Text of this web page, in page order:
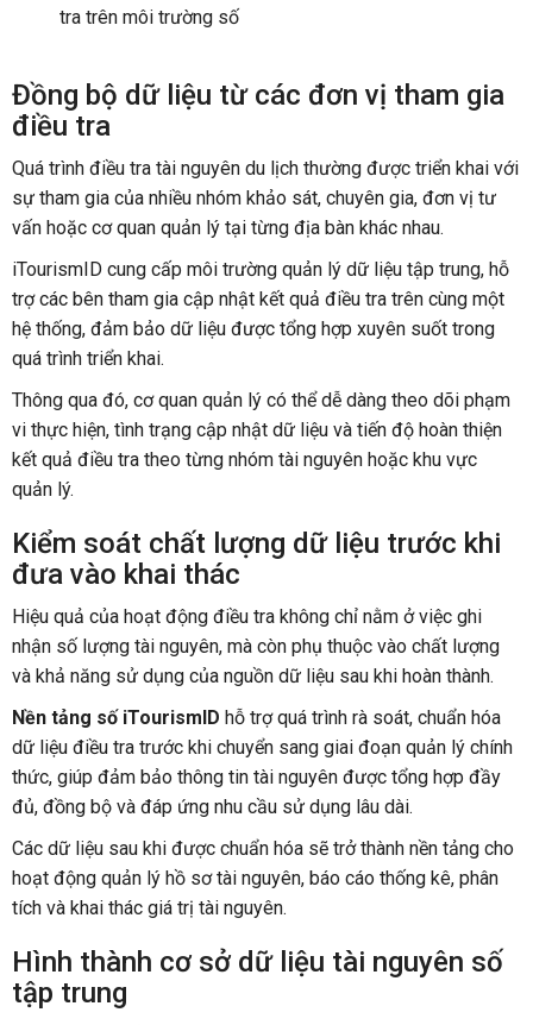
tra trên môi trường số
Đồng bộ dữ liệu từ các đơn vị tham gia
điều tra
Quá trình điều tra tài nguyên du lịch thường được triển khai với
sự tham gia của nhiều nhóm khảo sát, chuyên gia, đơn vị tư
vấn hoặc cơ quan quản lý tại từng địa bàn khác nhau.
iTourismID cung cấp môi trường quản lý dữ liệu tập trung, hỗ
trợ các bên tham gia cập nhật kết quả điều tra trên cùng một
hệ thống, đảm bảo dữ liệu được tổng hợp xuyên suốt trong
quá trình triển khai.
Thông qua đó, cơ quan quản lý có thể dễ dàng theo dõi phạm
vi thực hiện, tình trạng cập nhật dữ liệu và tiến độ hoàn thiện
kết quả điều tra theo từng nhóm tài nguyên hoặc khu vực
quản lý.
Kiểm soát chất lượng dữ liệu trước khi
đưa vào khai thác
Hiệu quả của hoạt động điều tra không chỉ nằm ở việc ghi
nhận số lượng tài nguyên, mà còn phụ thuộc vào chất lượng
và khả năng sử dụng của nguồn dữ liệu sau khi hoàn thành.
Nền tảng số iTourismID hỗ trợ quá trình rà soát, chuẩn hóa
dữ liệu điều tra trước khi chuyển sang giai đoạn quản lý chính
thức, giúp đảm bảo thông tin tài nguyên được tổng hợp đầy
đủ, đồng bộ và đáp ứng nhu cầu sử dụng lâu dài.
Các dữ liệu sau khi được chuẩn hóa sẽ trở thành nền tảng cho
hoạt động quản lý hồ sơ tài nguyên, báo cáo thống kê, phân
tích và khai thác giá trị tài nguyên.
Hình thành cơ sở dữ liệu tài nguyên số
tập trung